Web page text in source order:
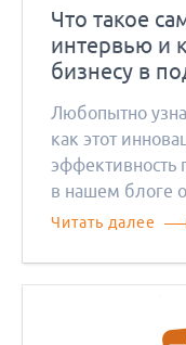
Что такое
интервью и
бизнесу в
Любопытно
как этот
эффективность
в нашем блоге
Читать далее